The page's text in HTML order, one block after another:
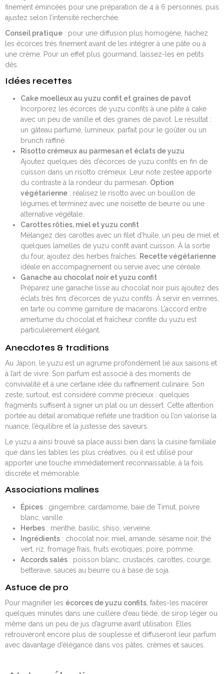
finement émincées pour une préparation de 4 à 6 personnes, puis
ajustez selon l’intensité recherchée.
Conseil pratique : pour une diffusion plus homogène, hachez
les écorces très finement avant de les intégrer à une pâte ou à
une crème. Pour un effet plus gourmand, laissez-les en petits
dés.
Idées recettes
Cake moelleux au yuzu confit et graines de pavot
Incorporez les écorces de yuzu confits à une pâte à cake
avec un peu de vanille et des graines de pavot. Le résultat :
un gâteau parfumé, lumineux, parfait pour le goûter ou un
brunch raffiné.
Risotto crémeux au parmesan et éclats de yuzu
Ajoutez quelques dés d’écorces de yuzu confits en fin de
cuisson dans un risotto crémeux. Leur note zestée apporte
du contraste à la rondeur du parmesan. Option
végétarienne: réalisez le risotto avec un bouillon de
légumes et terminez avec une noisette de beurre ou une
alternative végétale.
Carottes rôties, miel et yuzu confit
Mélangez des carottes avec un filet d’huile, un peu de miel et
quelques lamelles de yuzu confit avant cuisson. À la sortie
du four, ajoutez des herbes fraîches. Recette végétarienne
idéale en accompagnement ou servie avec une céréale.
Ganache au chocolat noir et yuzu confit
Préparez une ganache lisse au chocolat noir puis ajoutez des
éclats très fins d’écorces de yuzu confits. À servir en verrines,
en tarte ou comme garniture de macarons. L’accord entre
amertume du chocolat et fraîcheur confite du yuzu est
particulièrement élégant.
Anecdotes & traditions
Au Japon, le yuzu est un agrume profondément lié aux saisons et
à l’art de vivre. Son parfum est associé à des moments de
convivialité et à une certaine idée du raffinement culinaire. Son
zeste, surtout, est considéré comme précieux : quelques
fragments suffisent à signer un plat ou un dessert. Cette attention
portée au détail aromatique reflète une tradition où l’on valorise la
nuance, l’équilibre et la justesse des saveurs.
Le yuzu a ainsi trouvé sa place aussi bien dans la cuisine familiale
que dans les tables les plus créatives, où il est utilisé pour
apporter une touche immédiatement reconnaissable, à la fois
discrète et mémorable.
Associations malines
Épices: gingembre, cardamome, baie de Timut, poivre
blanc, vanille.
Herbes: menthe, basilic, shiso, verveine.
Ingrédients: chocolat noir, miel, amande, sésame noir, thé
vert, riz, fromage frais, fruits exotiques, poire, pomme.
Accords salés: poisson blanc, crustacés, carottes, courge,
betterave, sauces au beurre ou à base de soja.
Astuce de pro
Pour magnifier les écorces de yuzu confits , faites-les macérer
quelques minutes dans une cuillère d’eau tiède, de sirop léger ou
même dans un peu de jus d’agrume avant utilisation. Elles
retrouveront encore plus de souplesse et diffuseront leur parfum
avec davantage d’élégance dans vos pâtes, crèmes et sauces.